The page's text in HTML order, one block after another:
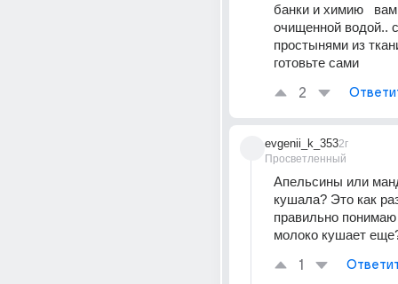
банки и химию
очищенной водой..
простынями из
готовьте сами
2
evgenii_k_353
Просветленный
2г
Апельсины или
кушала? Это как
правильно понимаю
молоко кушает
1